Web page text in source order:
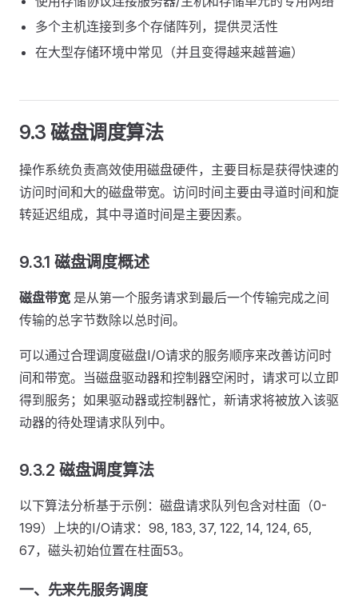
多个主机连接到多个存储阵列，提供灵活性
在大型存储环境中常见（并且变得越来越普遍）
9.3 磁盘调度算法
操作系统负责高效使用磁盘硬件，主要目标是获得快速的
访问时间和大的磁盘带宽。访问时间主要由寻道时间和旋
转延迟组成，其中寻道时间是主要因素。
9.3.1 磁盘调度概述
磁盘带宽 是从第一个服务请求到最后一个传输完成之间
传输的总字节数除以总时间。
可以通过合理调度磁盘I/O请求的服务顺序来改善访问时
间和带宽。当磁盘驱动器和控制器空闲时，请求可以立即
得到服务；如果驱动器或控制器忙，新请求将被放入该驱
动器的待处理请求队列中。
9.3.2 磁盘调度算法
以下算法分析基于示例：磁盘请求队列包含对柱面（0-
199）上块的I/O请求：98, 183, 37, 122, 14, 124, 65,
67，磁头初始位置在柱面53。
一、先来先服务调度